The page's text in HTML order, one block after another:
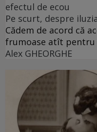
efectul de ecou
Pe scurt, despre
Cădem de acord că
frumoase atît
Alex GHEORGHE